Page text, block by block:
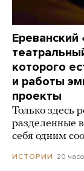
которого
и работы
проекты
Только здесь
разделенные
себя одним
ИСТОРИИ 20